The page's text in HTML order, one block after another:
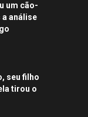
um cão-
a análise
seu filho
tirou o